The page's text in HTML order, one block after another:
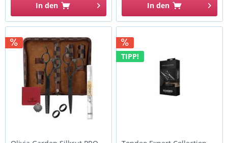
In den In den
TIPP!